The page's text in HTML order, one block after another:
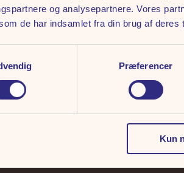
og analysepartnere. Vores
de har indsamlet fra din brug af deres
Præferencer
Kun